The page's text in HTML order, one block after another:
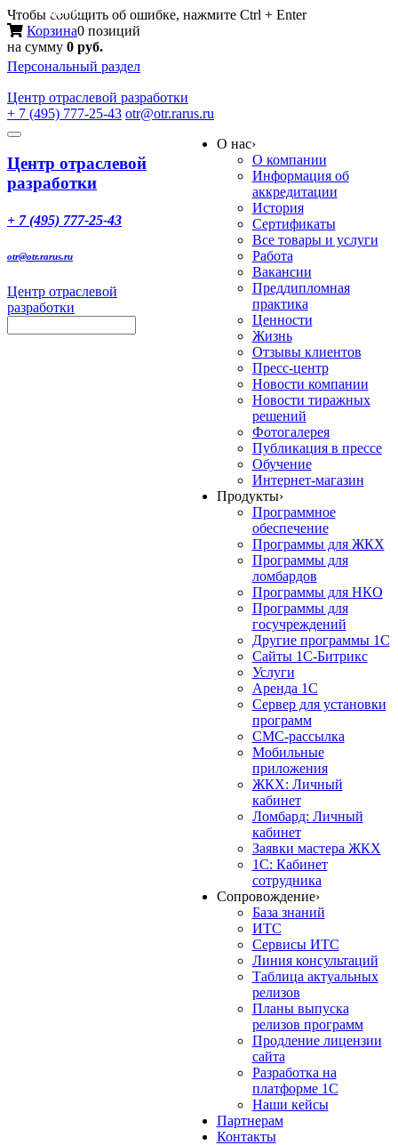
Чтобы сообщить об ошибке, нажмите Ctrl + Enter
Корзина0 позиций
на сумму 0 руб.
Персональный раздел
Центр отраслевой разработки
+ 7 (495) 777-25-43 otr@otr.rarus.ru
Toggle
Меню
Центр отраслевой
разработки
+ 7 (495) 777-25-43
otr@otr.rarus.ru
Центр отраслевой
разработки
О нас›
О компании
Информация об
аккредитации
История
Сертификаты
Все товары и услуги
Работа
Вакансии
Преддипломная
практика
Ценности
Жизнь
Отзывы клиентов
Пресс-центр
Новости компании
Новости тиражных
решений
Фотогалерея
Публикация в прессе
Обучение
Интернет-магазин
Продукты›
Программное
обеспечение
Программы для ЖКХ
Программы для
ломбардов
Программы для НКО
Программы для
госучреждений
Другие программы 1С
Сайты 1С-Битрикс
Услуги
Аренда 1С
Сервер для установки
программ
СМС-рассылка
Мобильные
приложения
ЖКХ: Личный
кабинет
Ломбард: Личный
кабинет
Заявки мастера ЖКХ
1С: Кабинет
сотрудника
Сопровождение›
База знаний
ИТС
Сервисы ИТС
Линия консультаций
Таблица актуальных
релизов
Планы выпуска
релизов программ
Продление лицензии
сайта
Разработка на
платформе 1С
Наши кейсы
Партнерам
Контакты